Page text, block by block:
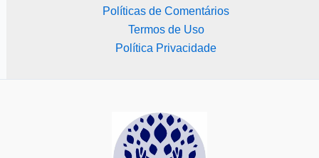
Políticas de Comentários
Termos de Uso
Política Privacidade